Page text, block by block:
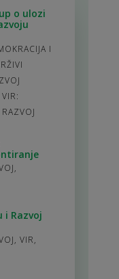
o ulozi
I
VIR:
,
i Razvoj
, VIR,